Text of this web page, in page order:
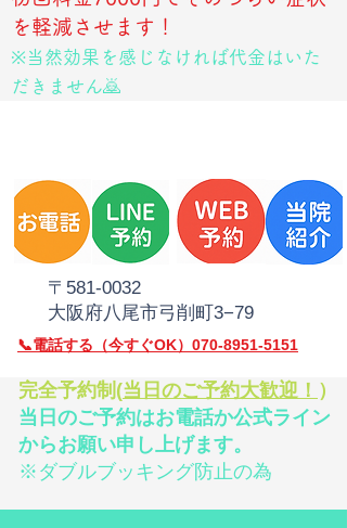
を軽減させます！
※当然効果を感じなければ代金はいた
だきません🙇
​〒581‐0032
大阪府八尾市弓削町3−79
​📞電話する（今すぐOK）070-8951-5151
​完全予約制(当日のご予約大歓迎！ ）
当日のご予約はお電話か公式ライン
からお願い申し上げます。
※ダブルブッキング防止の為